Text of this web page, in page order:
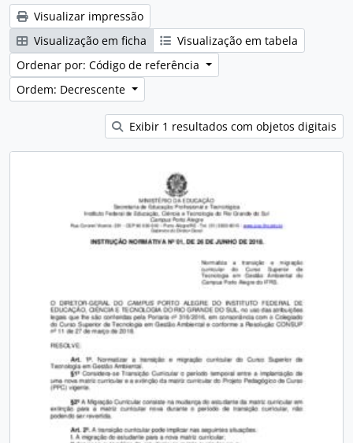
Visualizar impressão
Visualização em ficha
Visualização em tabela
Ordenar por: Código de referência
Ordem: Decrescente
Exibir 1 resultados com objetos digitais